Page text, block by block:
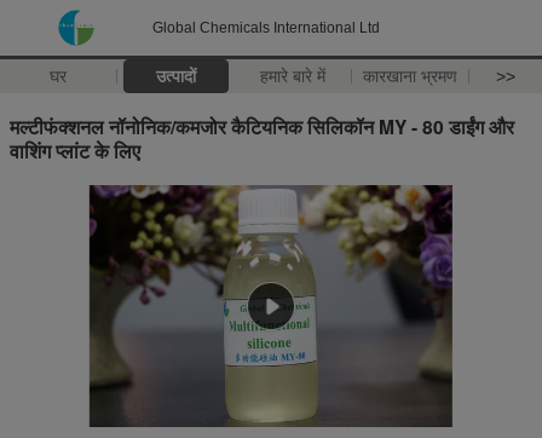
Global Chemicals International Ltd
घर उत्पादों हमारे बारे में कारखाना भ्रमण >>
मल्टीफंक्शनल नॉनोनिक/कमजोर कैटियनिक सिलिकॉन MY - 80 डाईंग और
वाशिंग प्लांट के लिए